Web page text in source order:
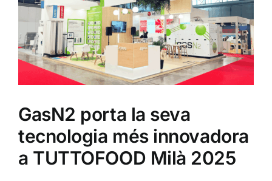
GasN2 porta la seva
tecnologia més innovadora
a TUTTOFOOD Milà 2025